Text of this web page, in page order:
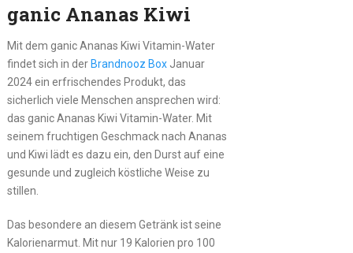
ganic Ananas Kiwi
Mit dem ganic Ananas Kiwi Vitamin-Water
findet sich in derBrandnooz BoxJanuar
2024 ein erfrischendes Produkt, das
sicherlich viele Menschen ansprechen wird:
das ganic Ananas Kiwi Vitamin-Water. Mit
seinem fruchtigen Geschmack nach Ananas
und Kiwi lädt es dazu ein, den Durst auf eine
gesunde und zugleich köstliche Weise zu
stillen.
Das besondere an diesem Getränk ist seine
Kalorienarmut. Mit nur 19 Kalorien pro 100